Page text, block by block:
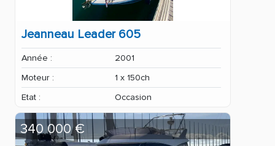
Jeanneau Leader 605
Année :
2001
Moteur :
1 x 150ch
Etat :
Occasion
340 000 €